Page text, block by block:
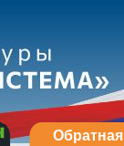
Обратная